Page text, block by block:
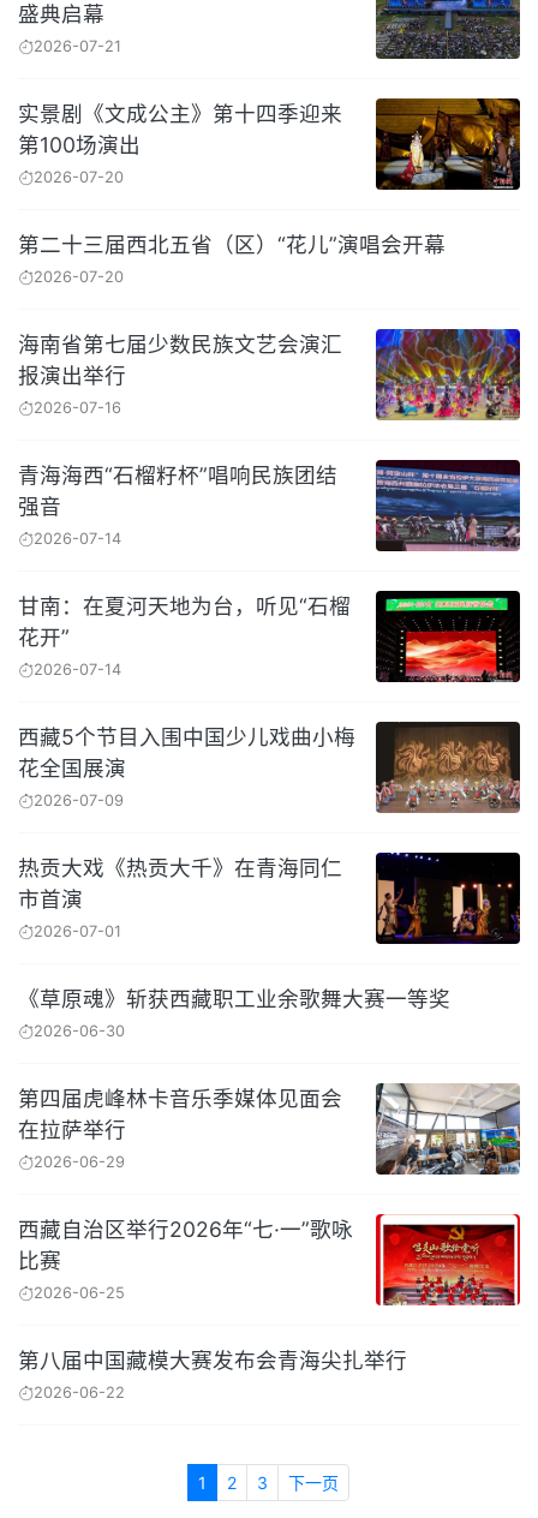
盛典启幕
2026-07-21
实景剧《文成公主》第十四季迎来
第100场演出
2026-07-20
第二十三届西北五省（区）“花儿”演唱会开幕
2026-07-20
海南省第七届少数民族文艺会演汇
报演出举行
2026-07-16
青海海西“石榴籽杯”唱响民族团结
强音
2026-07-14
甘南：在夏河天地为台，听见“石榴
花开”
2026-07-14
西藏5个节目入围中国少儿戏曲小梅
花全国展演
2026-07-09
热贡大戏《热贡大千》在青海同仁
市首演
2026-07-01
《草原魂》斩获西藏职工业余歌舞大赛一等奖
2026-06-30
第四届虎峰林卡音乐季媒体见面会
在拉萨举行
2026-06-29
西藏自治区举行2026年“七·一”歌咏
比赛
2026-06-25
第八届中国藏模大赛发布会青海尖扎举行
2026-06-22
1 2 3 下一页